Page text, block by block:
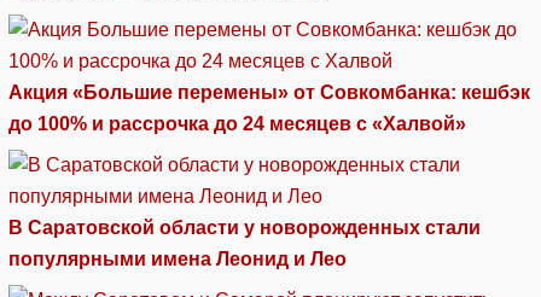
Акция «Большие перемены» от Совкомбанка: кешбэк
до 100% и рассрочка до 24 месяцев с «Халвой»
В Саратовской области у новорожденных стали
популярными имена Леонид и Лео